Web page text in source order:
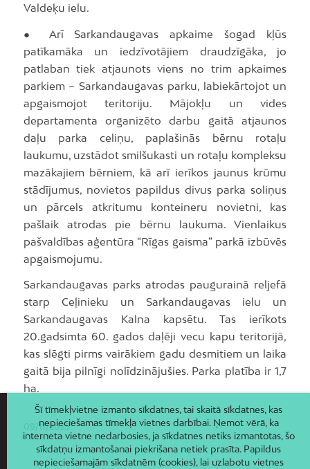
Valdeķu ielu.
● Arī Sarkandaugavas apkaime šogad kļūs
patīkamāka un iedzīvotājiem draudzīgāka, jo
patlaban tiek atjaunots viens no trim apkaimes
parkiem – Sarkandaugavas parku, labiekārtojot un
apgaismojot teritoriju. Mājokļu un vides
departamenta organizēto darbu gaitā atjaunos
daļu parka celiņu, paplašinās bērnu rotaļu
laukumu, uzstādot smilšukasti un rotaļu kompleksu
mazākajiem bērniem, kā arī ierīkos jaunus krūmu
stādījumus, novietos papildus divus parka soliņus
un pārcels atkritumu konteineru novietni, kas
pašlaik atrodas pie bērnu laukuma. Vienlaikus
pašvaldības aģentūra “Rīgas gaisma” parkā izbūvēs
apgaismojumu.
Sarkandaugavas parks atrodas paugurainā reljefā
starp Ceļinieku un Sarkandaugavas ielu un
Sarkandaugavas Kalna kapsētu. Tas ierīkots
20.gadsimta 60. gados daļēji vecu kapu teritorijā,
kas slēgti pirms vairākiem gadu desmitiem un laika
gaitā bija pilnīgi nolīdzinājušies. Parka platība ir 1,7
ha.
09/11/2023
Šī tīmekļvietne izmanto sīkdatnes, tai skaitā sīkdatnes, kas
nepieciešamas tīmekļa vietnes darbībai. Ņemot vērā, ka
interneta vietne nedarbosies, ja sīkdatnes netiks izmantotas, šo
sīkdatņu izmantošanai piekrišana netiek prasīta. Papildus
nepieciešamajām sīkdatnēm (cookies), lai uzlabotu vietnes